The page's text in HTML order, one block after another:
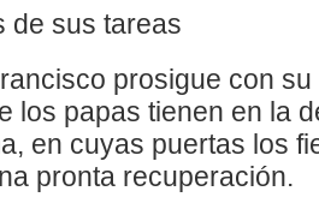
de sus tareas
prosigue con
los papas tienen en la
en cuyas puertas los
pronta recuperación.